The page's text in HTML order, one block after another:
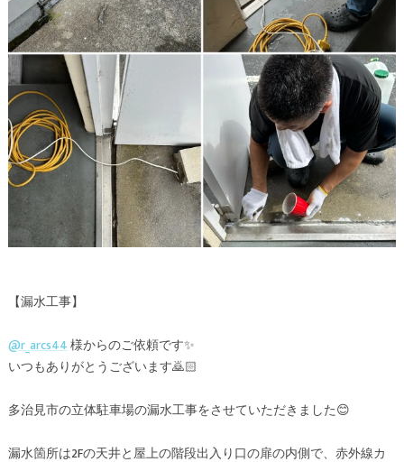
【漏水工事】
@r_arcs44様からのご依頼です✨
いつもありがとうございます🙇🏻
多治見市の立体駐車場の漏水工事をさせていただきました😊
漏水箇所は2Fの天井と屋上の階段出入り口の扉の内側で、赤外線カ